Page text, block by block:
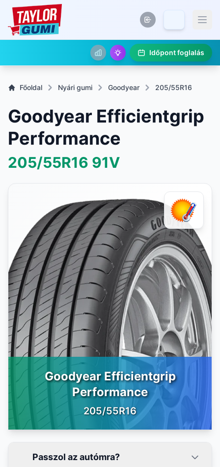
Időpont foglalás
Főoldal Nyári gumi Goodyear 205/55R16
Goodyear Efficientgrip
Performance
205/55R16 91V
Goodyear Efficientgrip
Performance
205/55R16
Passzol az autómra?